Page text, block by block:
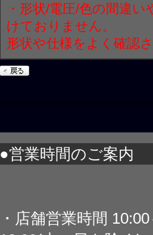
・形状/電圧/色の間違
けておりません。
形状や仕様をよく確認
●営業時間のご案内
・店舗営業時間